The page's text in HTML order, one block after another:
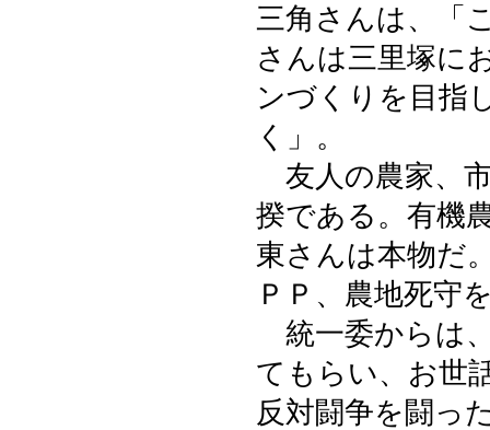
三角さんは、「
さんは三里塚に
ンづくりを目指
く」。
友人の農家、
揆である。有機
東さんは本物だ
ＰＰ、農地死守
統一委からは
てもらい、お世
反対闘争を闘っ